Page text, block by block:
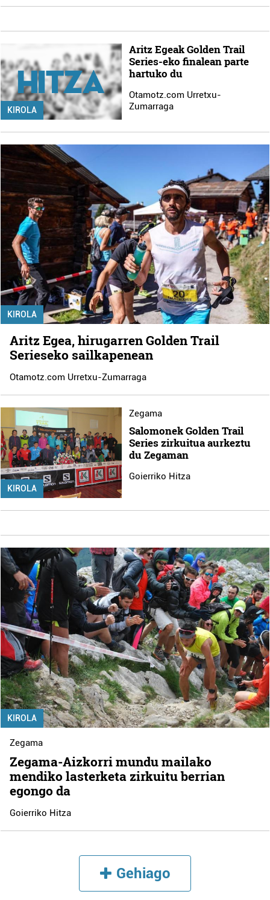
KIROLA
Aritz Egeak Golden Trail
Series-eko finalean parte
hartuko du
Otamotz.com Urretxu-
Zumarraga
KIROLA
Aritz Egea, hirugarren Golden Trail
Serieseko sailkapenean
Otamotz.com Urretxu-Zumarraga
KIROLA
Zegama
Salomonek Golden Trail
Series zirkuitua aurkeztu
du Zegaman
Goierriko Hitza
KIROLA
Zegama
Zegama-Aizkorri mundu mailako
mendiko lasterketa zirkuitu berrian
egongo da
Goierriko Hitza
Gehiago